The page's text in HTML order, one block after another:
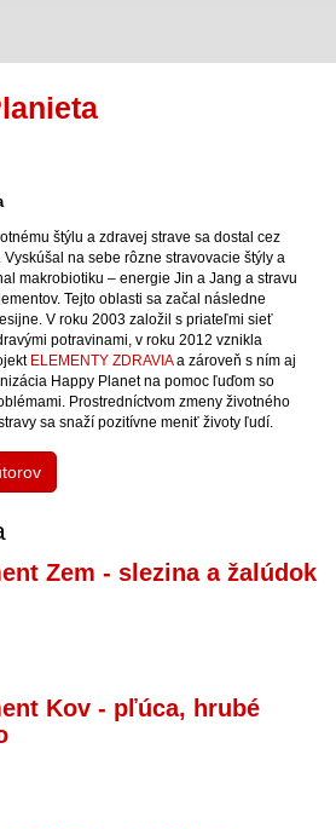
štýlu a zdravej strave sa dostal cez
na sebe rôzne stravovacie štýly a
makrobiotiku – energie Jin a Jang a stravu
Tejto oblasti sa začal následne
V roku 2003 založil s priateľmi sieť
potravinami, v roku 2012 vznikla
ELEMENTY ZDRAVIAa zároveň s ním aj
Happy Planet na pomoc ľuďom so
Prostredníctvom zmeny životného
sa snaží pozitívne meniť životy ľudí.
Zem - slezina a žalúdok
Kov - pľúca, hrubé